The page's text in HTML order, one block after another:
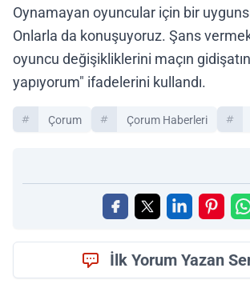
Oynamayan oyuncular için bir
Onlarla da konuşuyoruz. Şans
oyuncu değişikliklerini maçın
yapıyorum" ifadelerini kullandı.
Çorum Çorum Haberleri
İlk Yorum Yazan